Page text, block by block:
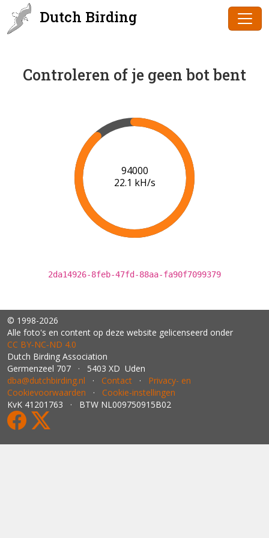
Dutch Birding
Controleren of je geen bot bent
95000
22.1 kH/s
2da14926-8feb-47fd-88aa-fa90f7099379
© 1998-2026
Alle foto's en content op deze website gelicenseerd onder
CC BY‑NC‑ND 4.0
Dutch Birding Association
Germenzeel 707 · 5403 XD Uden
dba@dutchbirding.nl · Contact · Privacy- en
Cookievoorwaarden · Cookie-instellingen
KvK 41201763 · BTW NL009750915B02